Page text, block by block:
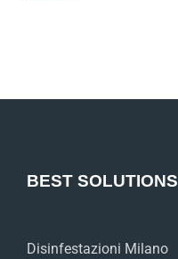
BEST SOLUTIONS
Disinfestazioni Milano